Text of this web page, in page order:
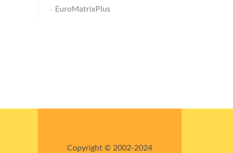
EuroMatrixPlus
Copyright © 2002-2024